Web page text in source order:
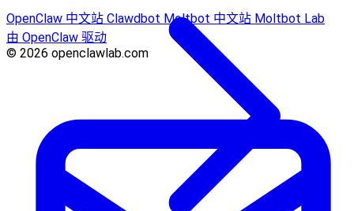
OpenClaw 中文站 Clawdbot Moltbot 中文站 Moltbot Lab
由 OpenClaw 驱动
© 2026 openclawlab.com